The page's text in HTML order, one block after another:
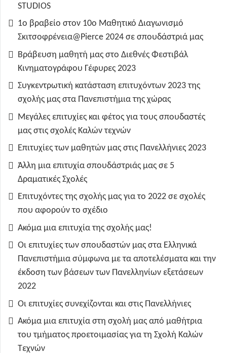
STUDIOS
1ο βραβείο στον 10ο Μαθητικό Διαγωνισμό
Σκιτσοφρένεια@Pierce 2024 σε σπουδάστριά μας
Βράβευση μαθητή μας στο Διεθνές Φεστιβάλ
Κινηματογράφου Γέφυρες 2023
Συγκεντρωτική κατάσταση επιτυχόντων 2023 της
σχολής μας στα Πανεπιστήμια της χώρας
Μεγάλες επιτυχίες και φέτος για τους σπουδαστές
μας στις σχολές Καλών τεχνών
Επιτυχίες των μαθητών μας στις Πανελλήνιες 2023
Άλλη μια επιτυχία σπουδάστριάς μας σε 5
Δραματικές Σχολές
Επιτυχόντες της σχολής μας για το 2022 σε σχολές
που αφορούν το σχέδιο
Ακόμα μια επιτυχία της σχολής μας!
Οι επιτυχίες των σπουδαστών μας στα Ελληνικά
Πανεπιστήμια σύμφωνα με τα αποτελέσματα και την
έκδοση των βάσεων των Πανελληνίων εξετάσεων
2022
Οι επιτυχίες συνεχίζονται και στις Πανελλήνιες
Ακόμα μια επιτυχία στη σχολή μας από μαθήτρια
του τμήματος προετοιμασίας για τη Σχολή Καλών
Τεχνών